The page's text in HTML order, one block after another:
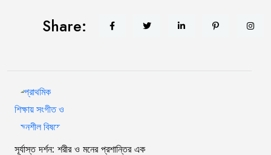
Share:
সূর্যাস্ত দর্শন: শরীর ও মনের প্রশান্তির এক